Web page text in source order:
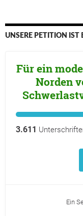
UNSERE PETITION IST
Für ein
Norden
3.611
Ein